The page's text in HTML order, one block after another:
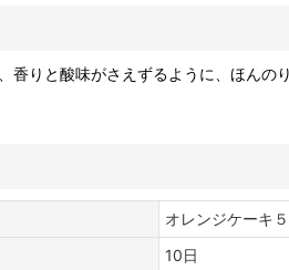
りと酸味がさえずるように、ほんの
オレンジケーキ
10日